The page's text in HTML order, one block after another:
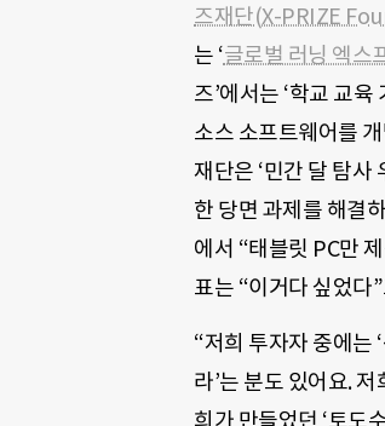
즈재단(X-PRIZE
는 ‘글로벌 러닝 엑스
즈’에서는 ‘학교 교
소스 소프트웨어를
재단은 ‘민간 달 탐사
한 당면 과제를 해결
에서 “태블릿 PC만
표는 “이거다 싶었다”
“저희 투자자 중에는 ‘
라’는 분도 있어요.저